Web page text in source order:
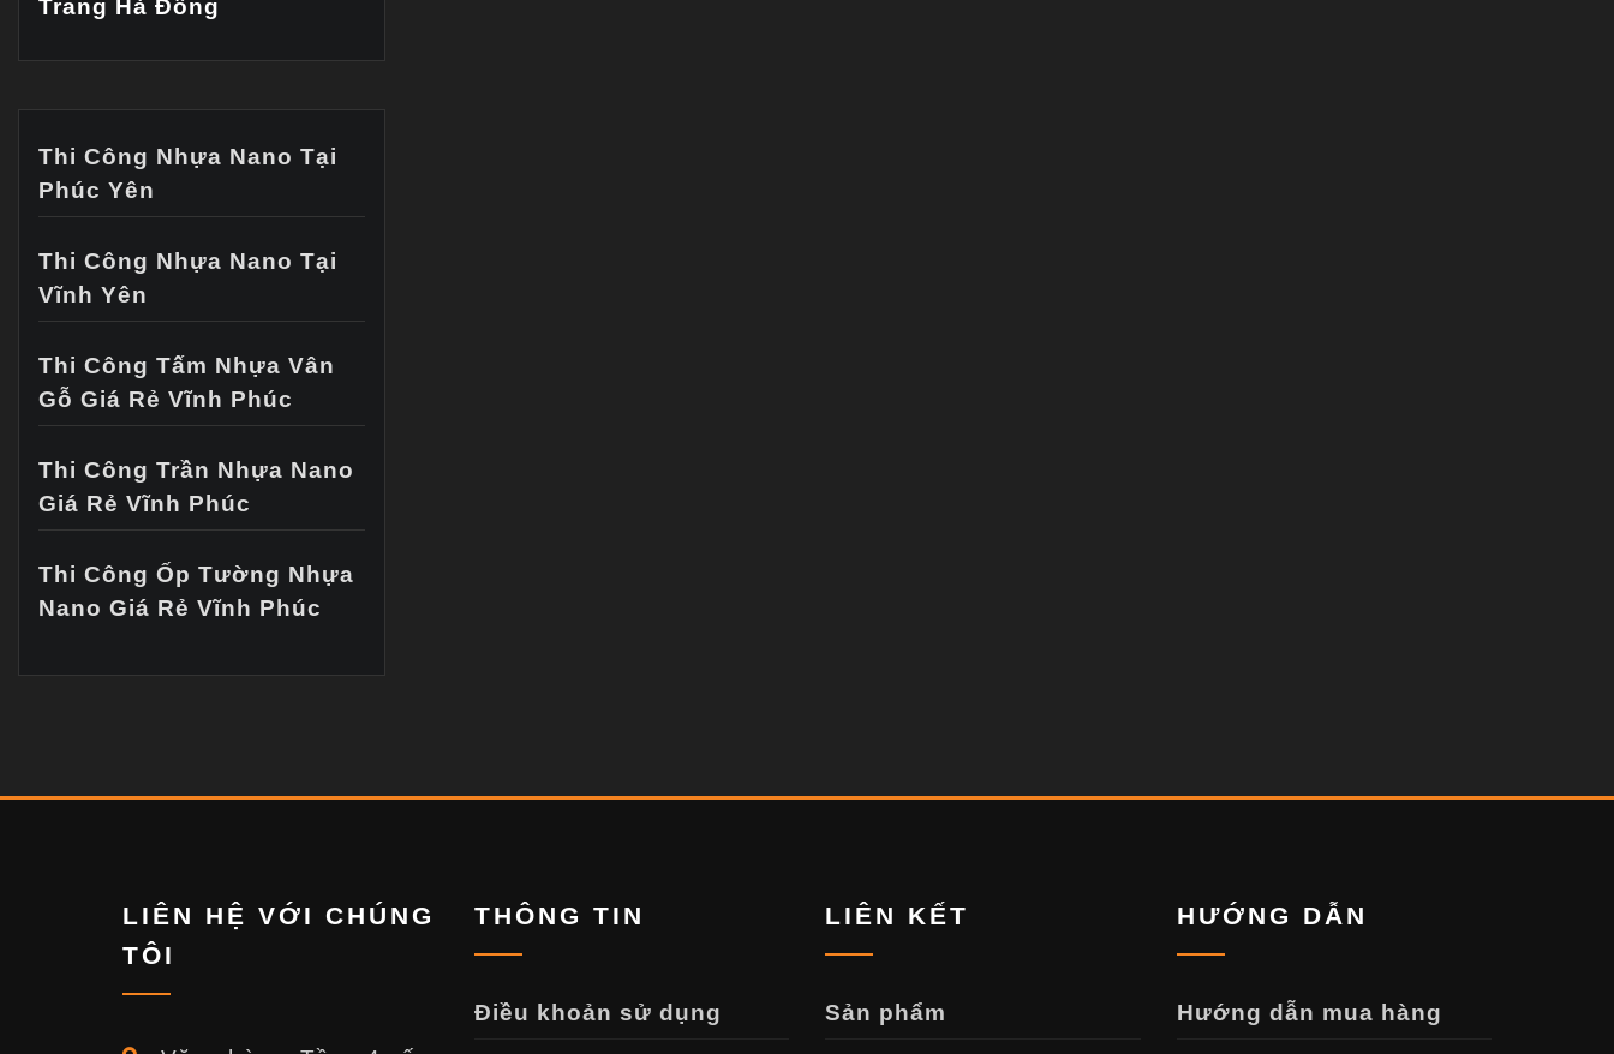
Trang Hà Đông
Thi Công Nhựa Nano Tại
Phúc Yên
Thi Công Nhựa Nano Tại
Vĩnh Yên
Thi Công Tấm Nhựa Vân
Gỗ Giá Rẻ Vĩnh Phúc
Thi Công Trần Nhựa Nano
Giá Rẻ Vĩnh Phúc
Thi Công Ốp Tường Nhựa
Nano Giá Rẻ Vĩnh Phúc
LIÊN HỆ VỚI CHÚNG
TÔI
THÔNG TIN
Điều khoản sử dụng
LIÊN KẾT
Sản phẩm
HƯỚNG DẪN
Hướng dẫn mua hàng